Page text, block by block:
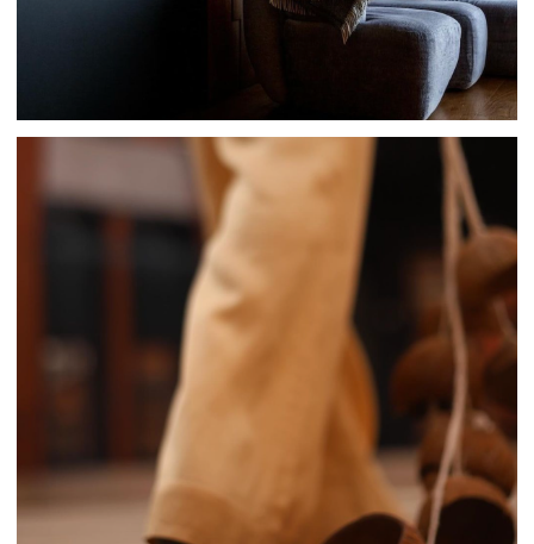
© FLAXECO ВСЕ ПРАВА ЗАЩИЩЕНЫ 2024
Леднёва Ольга Михайловна
106 Инспекция МНС по Партизанскому
И ОБРАБОТКИ ПЕРСОНАЛЬНЫХ ДАННЫХ
ПОЛИТИКА ИСПОЛЬЗОВАНИЯ COOKIE-ФАЙЛОВ